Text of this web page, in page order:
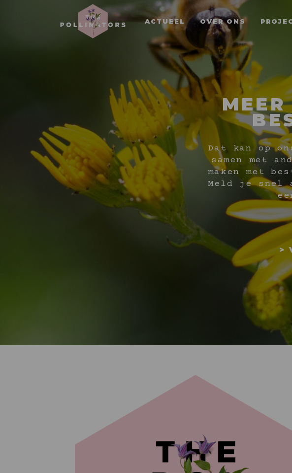
ACTUEEL OVER ONS
Dat kan op
samen met
maken met
Meld je snel
>